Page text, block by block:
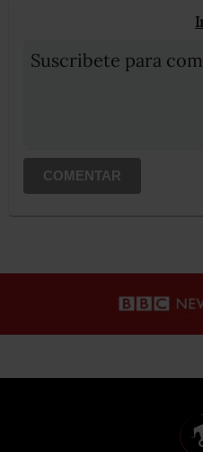
Suscribete para
COMENTAR